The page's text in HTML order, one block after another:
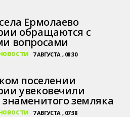
Ермолаево
обращаются с
вопросами
7 АВГУСТА , 08:30
поселении
увековечили
земляка
7 АВГУСТА , 07:38